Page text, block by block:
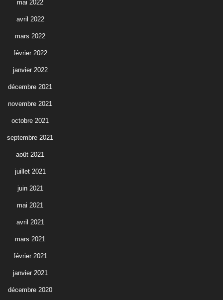
mai 2022
avril 2022
mars 2022
février 2022
janvier 2022
décembre 2021
novembre 2021
octobre 2021
septembre 2021
août 2021
juillet 2021
juin 2021
mai 2021
avril 2021
mars 2021
février 2021
janvier 2021
décembre 2020